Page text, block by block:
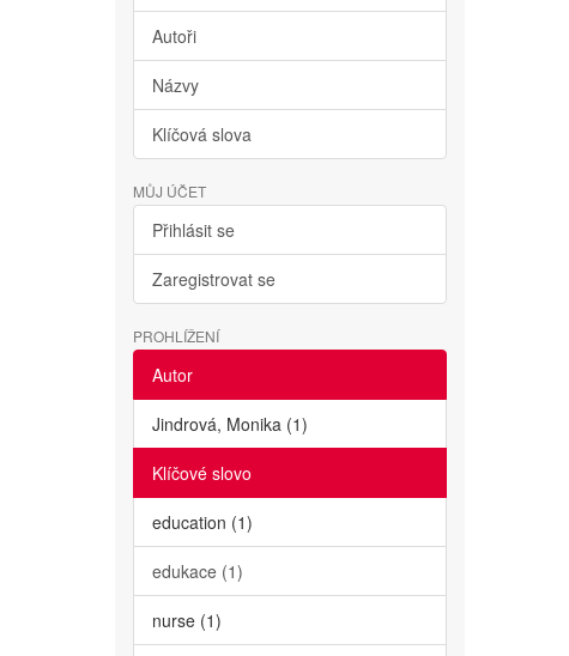
Autoři
Názvy
Klíčová slova
MŮJ ÚČET
Přihlásit se
Zaregistrovat se
PROHLÍŽENÍ
Autor
Jindrová, Monika (1)
Klíčové slovo
education (1)
edukace (1)
nurse (1)